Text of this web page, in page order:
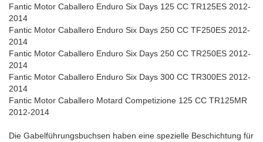
Fantic Motor Caballero Enduro Six Days 125 CC TR125ES 2012-
2014
Fantic Motor Caballero Enduro Six Days 250 CC TF250ES 2012-
2014
Fantic Motor Caballero Enduro Six Days 250 CC TR250ES 2012-
2014
Fantic Motor Caballero Enduro Six Days 300 CC TR300ES 2012-
2014
Fantic Motor Caballero Motard Competizione 125 CC TR125MR
2012-2014
Die Gabelführungsbuchsen haben eine spezielle Beschichtung für